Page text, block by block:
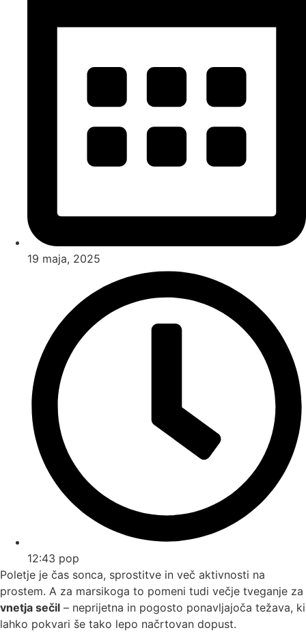
19 maja, 2025
12:43 pop
Poletje je čas sonca, sprostitve in več aktivnosti na
prostem. A za marsikoga to pomeni tudi večje tveganje za
vnetja sečil – neprijetna in pogosto ponavljajoča težava, ki
lahko pokvari še tako lepo načrtovan dopust.